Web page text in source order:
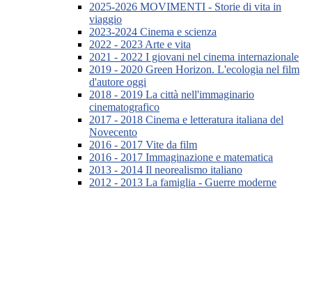
2025-2026 MOVIMENTI - Storie di vita in
viaggio
2023-2024 Cinema e scienza
2022 - 2023 Arte e vita
2021 - 2022 I giovani nel cinema internazionale
2019 - 2020 Green Horizon. L'ecologia nel film
d'autore oggi
2018 - 2019 La città nell'immaginario
cinematografico
2017 - 2018 Cinema e letteratura italiana del
Novecento
2016 - 2017 Vite da film
2016 - 2017 Immaginazione e matematica
2013 - 2014 Il neorealismo italiano
2012 - 2013 La famiglia - Guerre moderne